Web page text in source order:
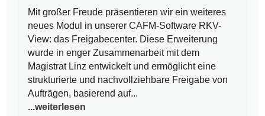
Mit großer Freude präsentieren wir ein weiteres
neues Modul in unserer CAFM-Software RKV-
View: das Freigabecenter. Diese Erweiterung
wurde in enger Zusammenarbeit mit dem
Magistrat Linz entwickelt und ermöglicht eine
strukturierte und nachvollziehbare Freigabe von
Aufträgen, basierend auf...
...weiterlesen